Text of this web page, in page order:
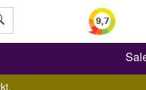
Zoeken